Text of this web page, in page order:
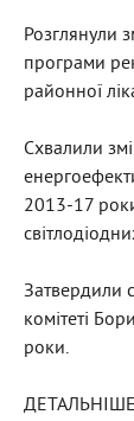
Розглянули
програми
районної
Схвалили
2013-17
Затвердили
комітеті
роки.